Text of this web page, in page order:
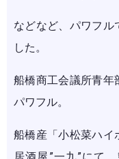
などなど、パワフル
した。
船橋商工会議所青年
パワフル。
船橋産「小松菜ハイ
居酒屋”一九”にて